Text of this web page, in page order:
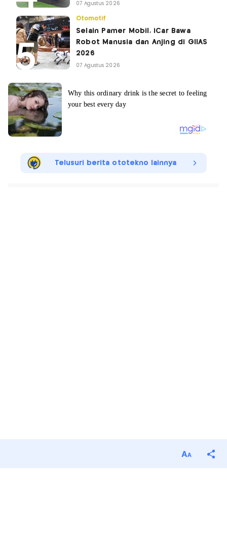
07 Agustus 2026
Otomotif
Selain Pamer Mobil, iCar Bawa
Robot Manusia dan Anjing di GIIAS
2026
07 Agustus 2026
Telusuri berita ototekno lainnya